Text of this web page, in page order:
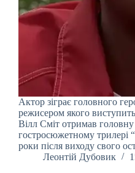
Актор зіграє головного
режисером якого
Вілл Сміт отримав головну
гостросюжетному трилері
роки після виходу свого
Леонтій Дубовик